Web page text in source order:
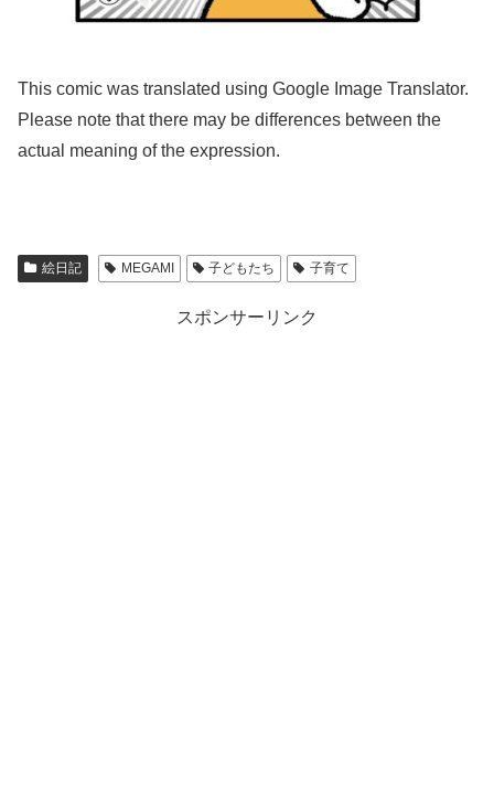
This comic was translated using Google Image Translator.
Please note that there may be differences between the
actual meaning of the expression.
絵日記 MEGAMI 子どもたち 子育て
スポンサーリンク